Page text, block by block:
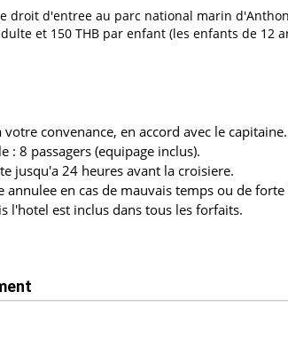
droit d'entree au parc national marin
et 150 THB par enfant (les enfants de 12
convenance, en accord avec le capitaine.
: 8 passagers (equipage inclus).
jusqu'a 24 heures avant la croisiere.
annulee en cas de mauvais temps ou de forte
l'hotel est inclus dans tous les forfaits.